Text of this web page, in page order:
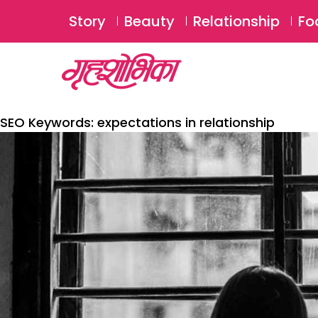
Story Beauty Relationship
SEO Keywords: expectations in relationship